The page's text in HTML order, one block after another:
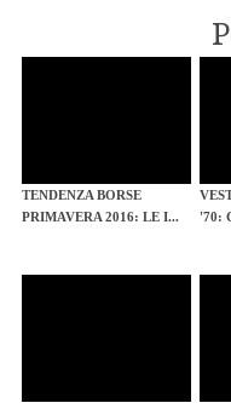
TENDENZA BORSE
PRIMAVERA 2016: LE I...
'70: